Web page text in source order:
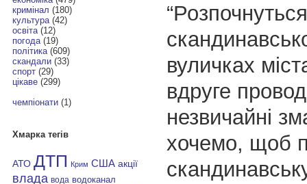
кримінал (180)
культура(42)
освіта(12)
погода(19)
політика(609)
скандали(33)
спорт(29)
цікаве(299)
чемпіонати(1)
Хмарка тегів
АТО ДТП Крим США акції
влада вода водоканал
вуличках
вдруге
незвичайні
хочемо, щоб